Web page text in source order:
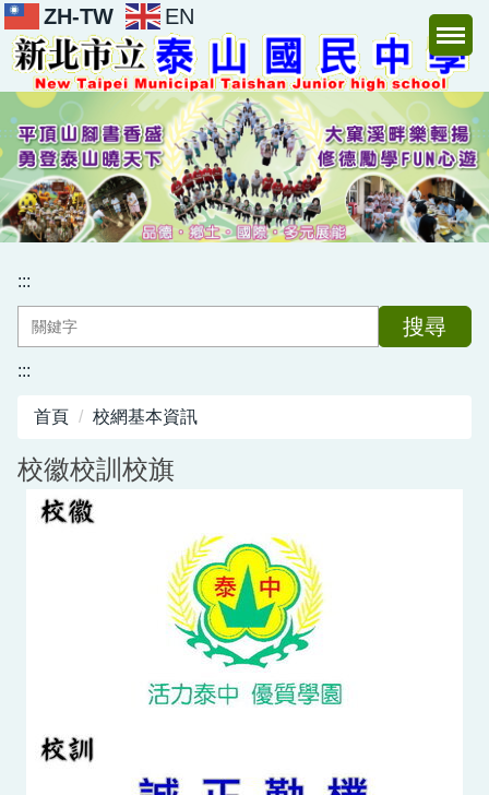
跳
到
主
要
內
容
區
ZH-TW EN
:::
搜尋
:::
首頁 校網基本資訊
校徽校訓校旗